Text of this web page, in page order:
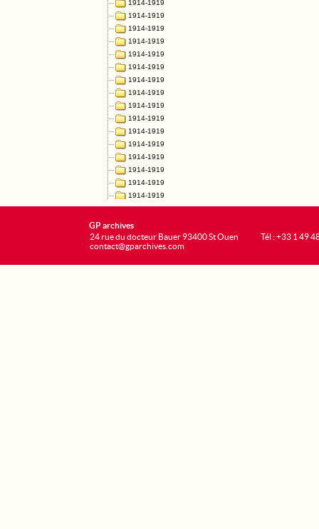
GP archives
24 rue du docteur Bauer 93400 St Ouen
contact@gparchives.com
Tél : +33 1 49